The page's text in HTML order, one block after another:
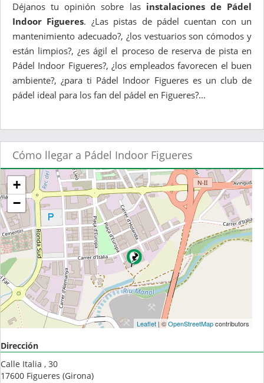
Déjanos tu opinión sobre las instalaciones de Pádel
Indoor Figueres. ¿Las pistas de pádel cuentan con un
mantenimiento adecuado?, ¿los vestuarios son cómodos y
están limpios?, ¿es ágil el proceso de reserva de pista en
Pádel Indoor Figueres?, ¿los empleados favorecen el buen
ambiente?, ¿para ti Pádel Indoor Figueres es un club de
pádel ideal para los fan del pádel en Figueres?...
Cómo llegar a Pádel Indoor Figueres
+
−
Leaflet| ©OpenStreetMapcontributors
Dirección
Calle Italia , 30
17600 Figueres (Girona)